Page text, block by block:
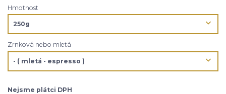
Hmotnost
Zrnková nebo mletá
Nejsme plátci DPH